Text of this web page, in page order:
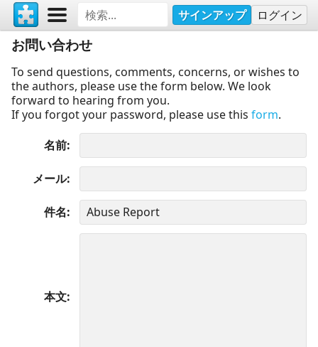
サインアップ ログイン
お問い合わせ
To send questions, comments, concerns, or wishes to
the authors, please use the form below. We look
forward to hearing from you.
If you forgot your password, please use this form.
名前
メール
件名
本文